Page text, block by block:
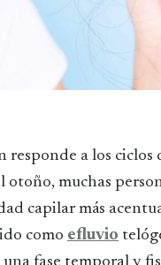
otoño, muchas
capilar más
como efluvio
una fase temporal y